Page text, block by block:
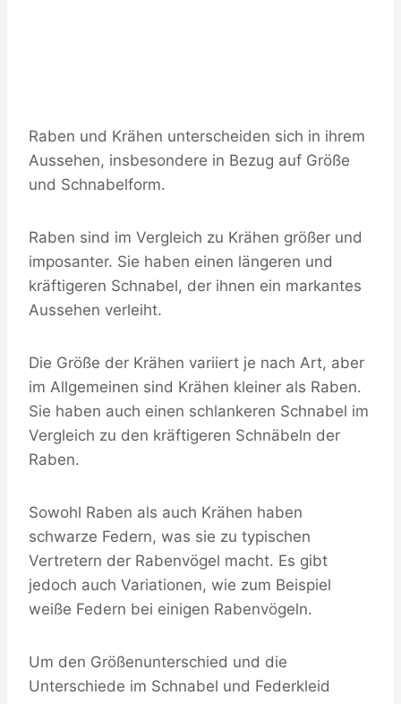
Raben und Krähen unterscheiden sich in ihrem
Aussehen, insbesondere in Bezug auf Größe
und Schnabelform.
Raben sind im Vergleich zu Krähen größer und
imposanter. Sie haben einen längeren und
kräftigeren Schnabel, der ihnen ein markantes
Aussehen verleiht.
Die Größe der Krähen variiert je nach Art, aber
im Allgemeinen sind Krähen kleiner als Raben.
Sie haben auch einen schlankeren Schnabel im
Vergleich zu den kräftigeren Schnäbeln der
Raben.
Sowohl Raben als auch Krähen haben
schwarze Federn, was sie zu typischen
Vertretern der Rabenvögel macht. Es gibt
jedoch auch Variationen, wie zum Beispiel
weiße Federn bei einigen Rabenvögeln.
Um den Größenunterschied und die
Unterschiede im Schnabel und Federkleid